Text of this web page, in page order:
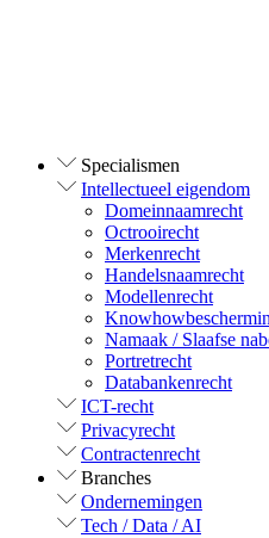
Specialismen
Intellectueel eigendom
Domeinnaamrecht
Octrooirecht
Merkenrecht
Handelsnaamrecht
Modellenrecht
Namaak / Slaafse
Portretrecht
Databankenrecht
ICT-recht
Privacyrecht
Contractenrecht
Branches
Ondernemingen
Tech / Data / AI